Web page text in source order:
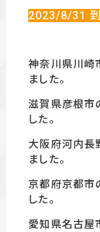
2023/8/31
神奈川県川崎
ました。
滋賀県彦根市
した。
大阪府河内長
ました。
京都府京都市
した。
愛知県名古屋